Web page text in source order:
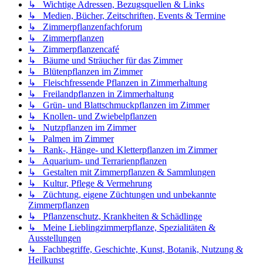
↳ Wichtige Adressen, Bezugsquellen & Links
↳ Medien, Bücher, Zeitschriften, Events & Termine
↳ Zimmerpflanzenfachforum
↳ Zimmerpflanzen
↳ Zimmerpflanzencafé
↳ Bäume und Sträucher für das Zimmer
↳ Blütenpflanzen im Zimmer
↳ Fleischfressende Pflanzen in Zimmerhaltung
↳ Freilandpflanzen in Zimmerhaltung
↳ Grün- und Blattschmuckpflanzen im Zimmer
↳ Knollen- und Zwiebelpflanzen
↳ Nutzpflanzen im Zimmer
↳ Palmen im Zimmer
↳ Rank-, Hänge- und Kletterpflanzen im Zimmer
↳ Aquarium- und Terrarienpflanzen
↳ Gestalten mit Zimmerpflanzen & Sammlungen
↳ Kultur, Pflege & Vermehrung
↳ Züchtung, eigene Züchtungen und unbekannte
Zimmerpflanzen
↳ Pflanzenschutz, Krankheiten & Schädlinge
↳ Meine Lieblingzimmerpflanze, Spezialitäten &
Ausstellungen
↳ Fachbegriffe, Geschichte, Kunst, Botanik, Nutzung &
Heilkunst